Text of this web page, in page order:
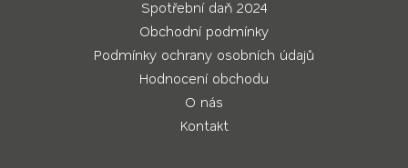
Spotřební daň 2024
Obchodní podmínky
Podmínky ochrany osobních údajů
Hodnocení obchodu
O nás
Kontakt